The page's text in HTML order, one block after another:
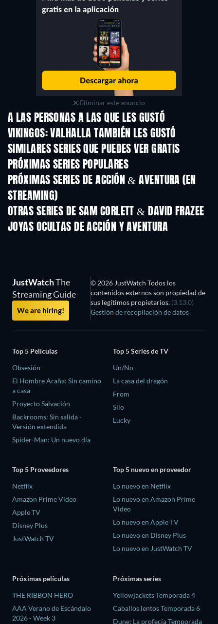
Eliminar este anuncio
A LAS PERSONAS A LAS QUE LES GUSTÓ
VIKINGOS: VALHALLA TAMBIÉN LES GUSTÓ
TV TV
SIMILARES SERIES QUE PUEDES VER GRATIS
TV TV
PRÓXIMAS SERIES POPULARES
TV
PRÓXIMAS SERIES DE ACCIÓN & AVENTURA (EN
STREAMING)Temporada 2
OTRAS SERIES DE SAM CORLETT & DAVID FRAZEE
TV
JOYAS OCULTAS DE ACCIÓN Y AVENTURA
TV
JustWatchThe
Streaming Guide
We are hiring!
© 2026 JustWatch Todos los
contenidos externos son propiedad de
sus legítimos propietarios. (3.13.0)
Gestión de recopilación de datos
Top 5 Películas
Obsesión
El Hombre Araña: Sin camino
a casa
Proyecto Salvación
Backrooms: Sin salida -
Versión extendida
Spider-Man: Un nuevo día
Top 5 Series de TV
Un/No
La casa del dragón
From
Silo
Lucky
Top 5 Proveedores
Netflix
Amazon Prime Video
Apple TV
Disney Plus
JustWatch TV
Top 5 nuevo en proveedor
Lo nuevo en Netflix
Lo nuevo en Amazon Prime
Video
Lo nuevo en Apple TV
Lo nuevo en Disney Plus
Lo nuevo en JustWatch TV
Próximas películas
THE RIBBON HERO
AAA Verano de Escándalo
2026 - Week 3
Próximas series
Yellowjackets Temporada 4
Caballos lentos Temporada 6
Dune: La profecía Temporada